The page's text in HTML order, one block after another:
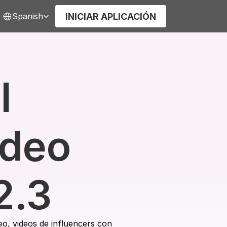
Spanish INICIAR APLICACIÓN
videos de influencers con